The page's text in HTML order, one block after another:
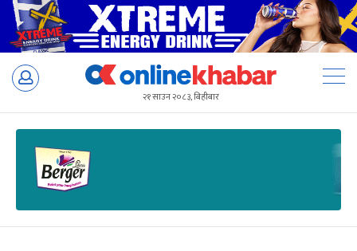
Skip
२१ साउन २०८३, बिहीबार